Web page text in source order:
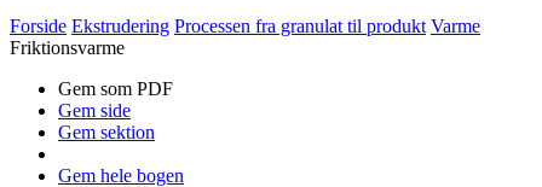
Forside Ekstrudering Processen fra granulat til produkt Varme
Friktionsvarme
Gem som PDF
Gem side
Gem sektion
Gem hele bogen